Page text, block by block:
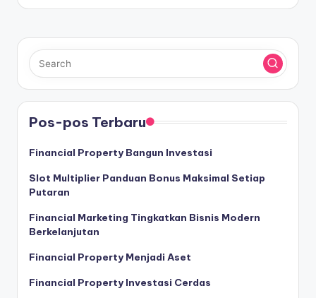
Pos-pos Terbaru
Financial Property Bangun Investasi
Slot Multiplier Panduan Bonus Maksimal Setiap
Putaran
Financial Marketing Tingkatkan Bisnis Modern
Berkelanjutan
Financial Property Menjadi Aset
Financial Property Investasi Cerdas